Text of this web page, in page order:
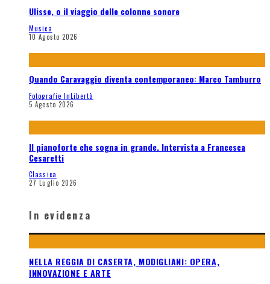
Ulisse, o il viaggio delle colonne sonore
Musica
10 Agosto 2026
Quando Caravaggio diventa contemporaneo: Marco Tamburro
Fotografie InLibertà
5 Agosto 2026
Il pianoforte che sogna in grande. Intervista a Francesca
Cesaretti
Classica
27 Luglio 2026
In evidenza
NELLA REGGIA DI CASERTA, MODIGLIANI: OPERA,
INNOVAZIONE E ARTE